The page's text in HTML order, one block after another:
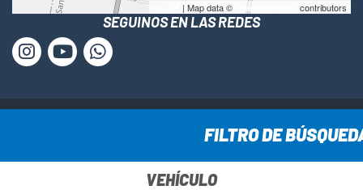
FILTRO DE
VEHÍCULO
| Map data © OpenStreetMap contributors
SEGUINOS EN LAS REDES